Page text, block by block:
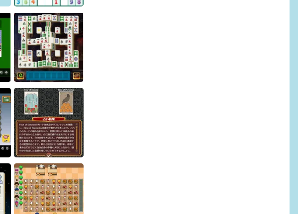
Scorpion Solitaire
Sudoku
Phoenix Tiles